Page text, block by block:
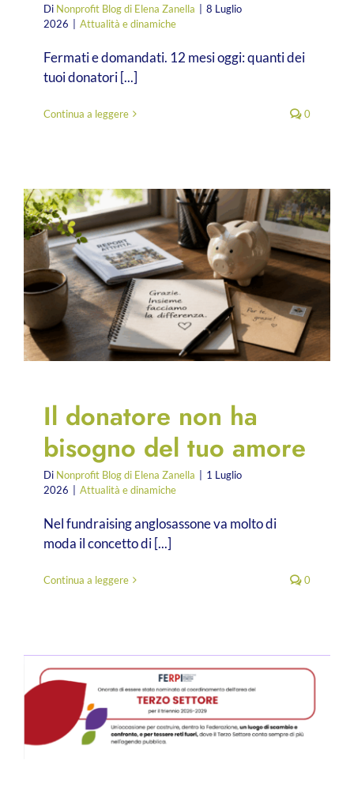
Di Nonprofit Blog di Elena Zanella
8 Luglio
2026
Attualità e dinamiche
Fermati e domandati. 12 mesi oggi: quanti dei
tuoi donatori [...]
Continua a leggere 0
Il donatore non ha
bisogno del tuo amore
Di Nonprofit Blog di Elena Zanella
1 Luglio
2026
Attualità e dinamiche
Nel fundraising anglosassone va molto di
moda il concetto di [...]
Continua a leggere 0